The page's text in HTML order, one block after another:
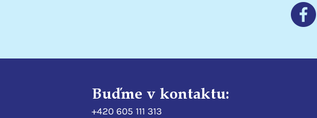
Buďme v kontaktu:
+420 605 111 313